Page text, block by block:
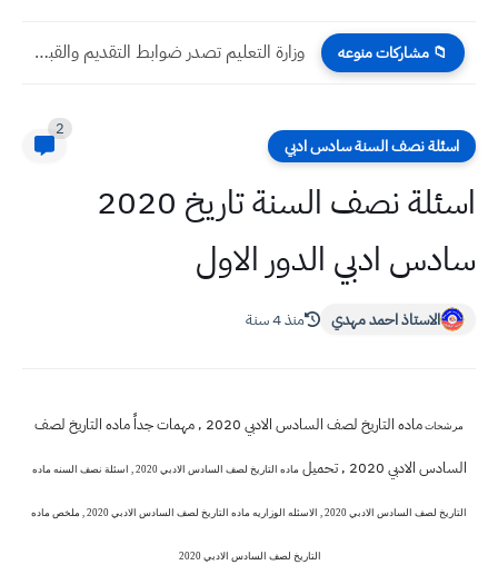
📁 مشاركات منوعه وزارة التعليم تصدر ضوابط التقديم والقبول في الدراسات العليا 2026
اسئلة نصف السنة سادس ادبي
2
اسئلة نصف السنة تاريخ 2020
سادس ادبي الدور الاول
الاستاذ احمد مهدي منذ 4 سنة
مرشحات ماده التاريخ لصف السادس الادبي 2020 , مهمات جداً ماده التاريخ لصف
السادس الادبي 2020 , تحميل ماده التاريخ لصف السادس الادبي 2020 , اسئلة نصف السنه ماده
التاريخ لصف السادس الادبي 2020 , الاسئله الوزاريه ماده التاريخ لصف السادس الادبي 2020 , ملخص ماده
التاريخ لصف السادس الادبي 2020